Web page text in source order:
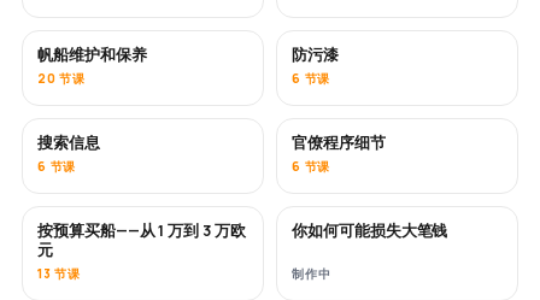
帆船维护和保养
20 节课
即将推出
防污漆
6 节课
搜索信息
6 节课
官僚程序细节
6 节课
即将推出
按预算买船——从 1 万到 3 万欧
元
13 节课
即将推出
你如何可能损失大笔钱
制作中